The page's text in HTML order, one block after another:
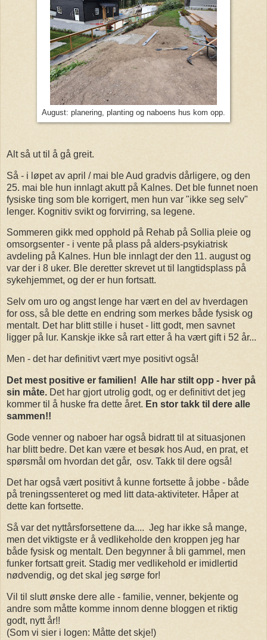
August: planering, planting og naboens hus kom opp.
Alt så ut til å gå greit.
Så - i løpet av april / mai ble Aud gradvis dårligere, og den
25. mai ble hun innlagt akutt på Kalnes. Det ble funnet noen
fysiske ting som ble korrigert, men hun var "ikke seg selv"
lenger. Kognitiv svikt og forvirring, sa legene.
Sommeren gikk med opphold på Rehab på Sollia pleie og
omsorgsenter - i vente på plass på alders-psykiatrisk
avdeling på Kalnes. Hun ble innlagt der den 11. august og
var der i 8 uker. Ble deretter skrevet ut til langtidsplass på
sykehjemmet, og der er hun fortsatt.
Selv om uro og angst lenge har vært en del av hverdagen
for oss, så ble dette en endring som merkes både fysisk og
mentalt. Det har blitt stille i huset - litt godt, men savnet
ligger på lur. Kanskje ikke så rart etter å ha vært gift i 52 år...
Men - det har definitivt vært mye positivt også!
Det mest positive er familien! Alle har stilt opp - hver på
sin måte. Det har gjort utrolig godt, og er definitivt det jeg
kommer til å huske fra dette året. En stor takk til dere alle
sammen!!
Gode venner og naboer har også bidratt til at situasjonen
har blitt bedre. Det kan være et besøk hos Aud, en prat, et
spørsmål om hvordan det går, osv. Takk til dere også!
Det har også vært positivt å kunne fortsette å jobbe - både
på treningssenteret og med litt data-aktiviteter. Håper at
dette kan fortsette.
Så var det nyttårsforsettene da.... Jeg har ikke så mange,
men det viktigste er å vedlikeholde den kroppen jeg har
både fysisk og mentalt. Den begynner å bli gammel, men
funker fortsatt greit. Stadig mer vedlikehold er imidlertid
nødvendig, og det skal jeg sørge for!
Vil til slutt ønske dere alle - familie, venner, bekjente og
andre som måtte komme innom denne bloggen et riktig
godt, nytt år!!
(Som vi sier i logen: Måtte det skje!)